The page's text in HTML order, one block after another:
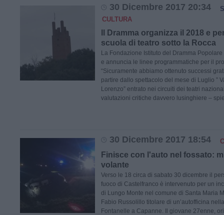
30 Dicembre 2017 20:34
CULTURA
Il Dramma organizza il 2018 e
scuola di teatro sotto la Rocca
La Fondazione Istituto del Dramma
e annuncia le linee programmatiche per il
“Sicuramente abbiamo ottenuto successi
partire dallo spettacolo del mese di Luglio ”
Lorenzo” entrato nei circuiti dei teatri
valutazioni critiche davvero lusinghiere –
30 Dicembre 2017 18:54
Finisce con l'auto nel fossato:
volante
Verso le 18 circa di sabato 30 dicembre il
fuoco di Castelfranco è intervenuto per un
di Lungo Monte nel comune di Santa Maria
Fabio Russolillo titolare di un’autofficina
Fontanelle a Capanne. Il giovane 27enne,